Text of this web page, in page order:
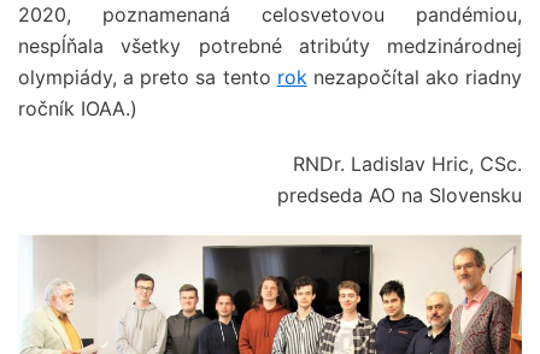
2020, poznamenaná celosvetovou pandémiou,
nespĺňala všetky potrebné atribúty medzinárodnej
olympiády, a preto sa tento rok nezapočítal ako riadny
ročník IOAA.)
RNDr. Ladislav Hric, CSc.
predseda AO na Slovensku